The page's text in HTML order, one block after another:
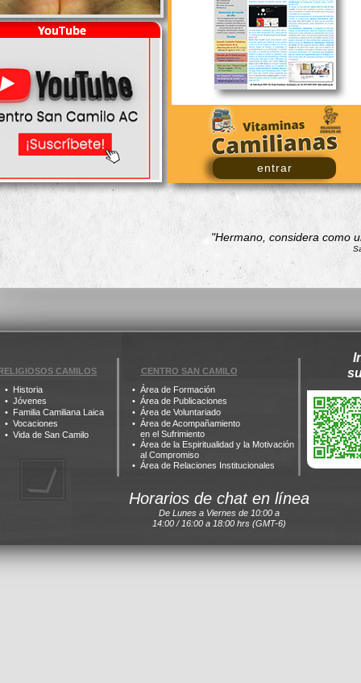
entrar
"Hermano, considera como
CAMILOS
Historia
Jóvenes
Familia Camiliana Laica
Vocaciones
Vida de San Camilo
CENTRO SAN CAMILO
Área de Formación
Área de Publicaciones
Área de Voluntariado
Área de Acompañamiento
en el Sufrimiento
Área de la Espiritualidad y la Motivación
al Compromiso
Área de Relaciones Institucionales
Horarios de chat en línea
De Lunes a Viernes de 10:00 a
14:00 / 16:00 a 18:00 hrs (GMT-6)